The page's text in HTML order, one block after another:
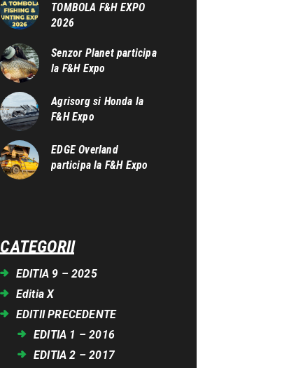
TOMBOLA F&H EXPO
2026
Senzor Planet participa
la F&H Expo
Agrisorg si Honda la
F&H Expo
EDGE Overland
participa la F&H Expo
CATEGORII
EDITIA 9 – 2025
Editia X
EDITII PRECEDENTE
EDITIA 1 – 2016
EDITIA 2 – 2017